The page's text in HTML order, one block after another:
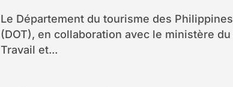
Le Département du tourisme des Philippines
(DOT), en collaboration avec le ministère du
Travail et...